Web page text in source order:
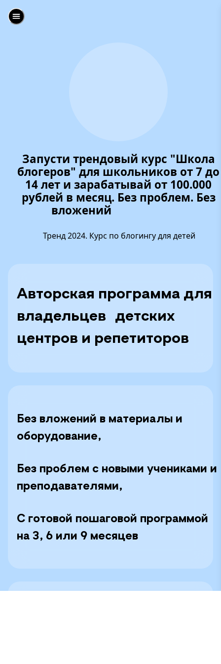
Запусти трендовый курс "Школа
блогеров" для школьников от 7 до
14 лет и зарабатывай от 100.000
рублей в месяц. Без проблем. Без
вложений
Тренд 2024. Курс по блогингу для детей
Авторская программа для
владельцев детских
центров и репетиторов
Без вложений в материалы и
оборудование,
Без проблем с новыми учениками и
преподавателями,
С готовой пошаговой программой
на 3, 6 или 9 месяцев